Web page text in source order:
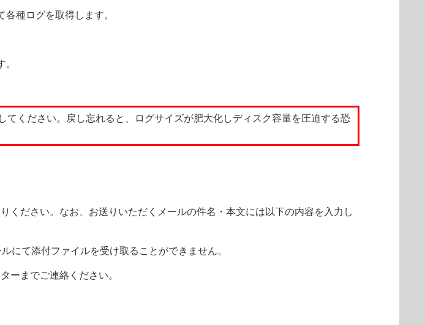
種ログを取得します。
ください。戻し忘れると、ログサイズが肥大化しディスク容量を圧迫する恐
ださい。なお、お送りいただくメールの件名・本文には以下の内容を入力し
にて添付ファイルを受け取ることができません。
ーまでご連絡ください。